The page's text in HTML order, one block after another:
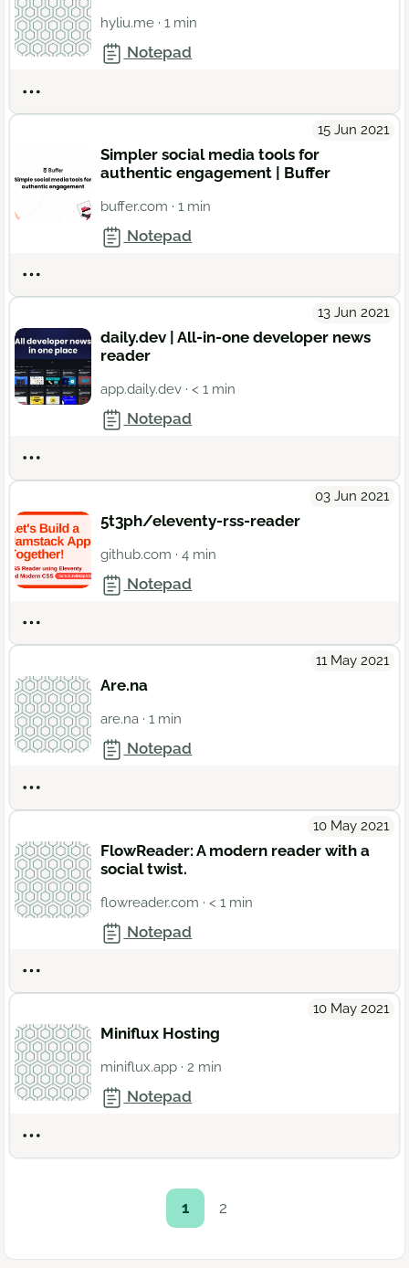
hyliu.me · 1 min
Notepad
15 Jun 2021
Simpler social media tools for
authentic engagement | Buffer
buffer.com · 1 min
Notepad
13 Jun 2021
daily.dev | All-in-one developer news
reader
app.daily.dev · < 1 min
Notepad
03 Jun 2021
5t3ph/eleventy-rss-reader
github.com · 4 min
Notepad
11 May 2021
Are.na
are.na · 1 min
Notepad
10 May 2021
FlowReader: A modern reader with a
social twist.
flowreader.com · < 1 min
Notepad
10 May 2021
Miniflux Hosting
miniflux.app · 2 min
Notepad
1 2